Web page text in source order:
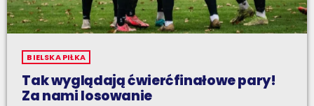
BIELSKA PIŁKA
Tak wyglądają ćwierćfinałowe pary!
Za nami losowanie